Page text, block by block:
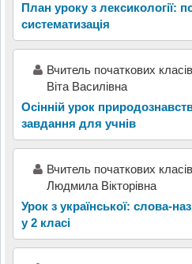
План уроку з лексикології:
систематизація
Вчитель початкових
Віта Василівна
Осінній урок
завдання для учнів
Вчитель початкових
Людмила Вікторівна
Урок з української: слова-
у 2 класі